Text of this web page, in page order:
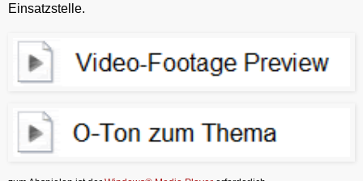
Einsatzstelle.